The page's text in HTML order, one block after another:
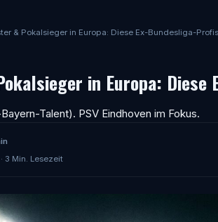
& Pokalsieger in Europa: Diese Ex-Bundesliga-
in Europa:
Talent). PSV Eindhoven im Fokus.
3 Min. Lesezeit